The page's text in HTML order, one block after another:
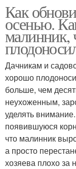
Как
осенью.
малинник,
Дачникам и
хорошо
больше, чем
неухоженным,
уделять
появившуюся
что малинник
а просто
хозяева плохо за